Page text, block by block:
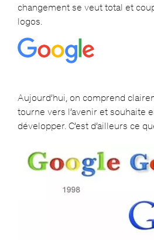
changement se veut total et
logos.
Aujourd’hui, on comprend
tourne vers l’avenir et souhaite
développer. C’est d’ailleurs ce